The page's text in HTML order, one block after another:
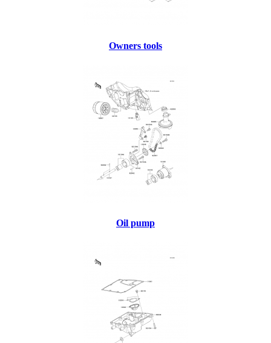
Owners tools
Oil pump